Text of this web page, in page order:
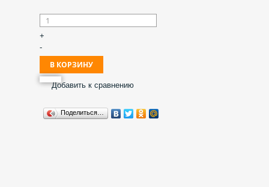
+
-
Добавить к сравнению
Поделиться…